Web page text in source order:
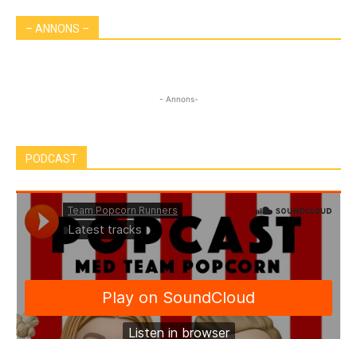
– ANNONS –
- Annons-
PODCAST